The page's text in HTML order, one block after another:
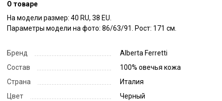
О товаре
На модели размер: 40 RU, 38 EU.
Параметры модели на фото: 86/63/91. Рост: 171 см.
Бренд
Alberta Ferretti
Состав
100% овечья кожа
Страна
Италия
Цвет
Черный